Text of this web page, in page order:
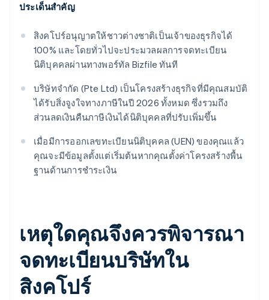
ประเด็นสำคัญ
สิงคโปร์อนุญาตให้ชาวต่างชาติเป็นเจ้าของธุรกิจได้
100% และโดยทั่วไปจะประมวลผลการจดทะเบียน
นิติบุคคลผ่านทางพอร์ทัล Bizfile ทันที
บริษัทจำกัด (Pte Ltd) เป็นโครงสร้างธุรกิจที่มีคุณสมบัติ
ได้รับสิ่งจูงใจทางภาษีในปี 2026 ทั้งหมด ซึ่งรวมถึง
ส่วนลดเงินคืนภาษีเงินได้นิติบุคคลที่ปรับเพิ่มขึ้น
เมื่อมีการออกเลขทะเบียนนิติบุคคล (UEN) ของคุณแล้ว
คุณจะมีข้อมูลตั้งแต่เริ่มต้นหากคุณตั้งค่าโครงสร้างพื้น
ฐานด้านการชำระเงิน
เหตุใดคุณจึงควรพิจารณา
จดทะเบียนบริษัทใน
สิงคโปร์